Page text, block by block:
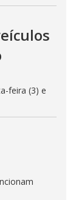
feira (3) e